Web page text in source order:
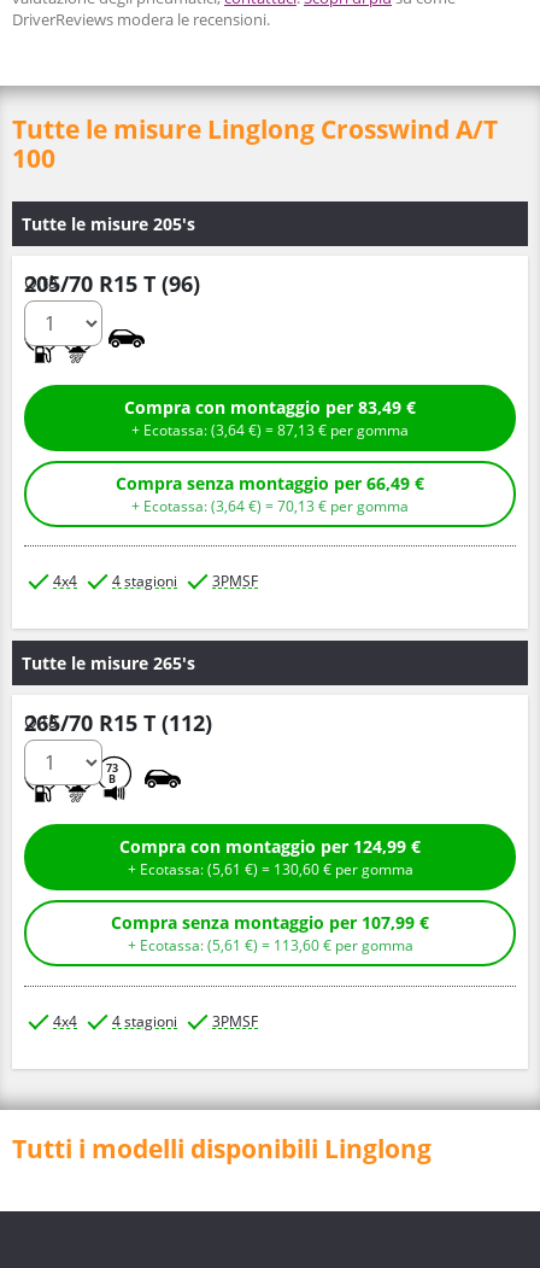
DriverReviews modera le recensioni.
Tutte le misure Linglong Crosswind A/T
100
Tutte le misure 205's
205/70 R15 T (96)
Q.tà
Compra con montaggio per 83,49 €
+ Ecotassa: (3,64€ ) =87,13€ per gomma
Compra senza montaggio per 66,49 €
+ Ecotassa: (3,64€ ) =70,13 € per gomma
4x4 4 stagioni 3PMSF
Tutte le misure 265's
265/70 R15 T (112)
73
B
Q.tà
Compra con montaggio per 124,99 €
+ Ecotassa: (5,61 € ) = 130,60€ per gomma
Compra senza montaggio per 107,99 €
+ Ecotassa: (5,61 € ) = 113,60€ per gomma
4x4 4 stagioni 3PMSF
Tutti i modelli disponibili Linglong